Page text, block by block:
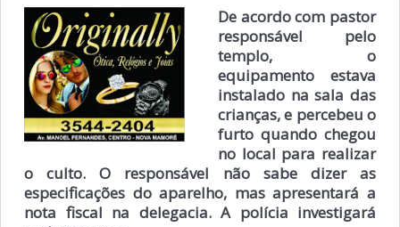
De acordo com pastor
responsável pelo
templo, o
equipamento estava
instalado na sala das
crianças, e percebeu o
furto quando chegou
no local para realizar
o culto. O responsável não sabe dizer as
especificações do aparelho, mas apresentará a
nota fiscal na delegacia. A polícia investigará